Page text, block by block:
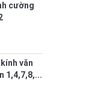
cường
văn
1,4,7,8,...